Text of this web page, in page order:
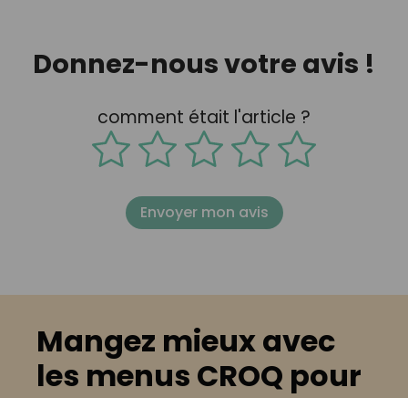
Donnez-nous votre avis !
comment était l'article ?
Envoyer mon avis
Mangez mieux avec
les menus CROQ pour